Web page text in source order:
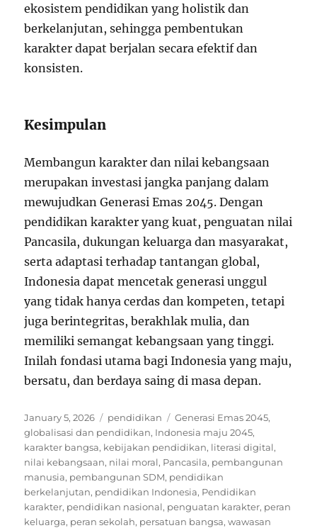
ekosistem pendidikan yang holistik dan
berkelanjutan, sehingga pembentukan
karakter dapat berjalan secara efektif dan
konsisten.
Kesimpulan
Membangun karakter dan nilai kebangsaan
merupakan investasi jangka panjang dalam
mewujudkan Generasi Emas 2045. Dengan
pendidikan karakter yang kuat, penguatan nilai
Pancasila, dukungan keluarga dan masyarakat,
serta adaptasi terhadap tantangan global,
Indonesia dapat mencetak generasi unggul
yang tidak hanya cerdas dan kompeten, tetapi
juga berintegritas, berakhlak mulia, dan
memiliki semangat kebangsaan yang tinggi.
Inilah fondasi utama bagi Indonesia yang maju,
bersatu, dan berdaya saing di masa depan.
Posted
on
January 5, 2026 Categories
pendidikan Tags
Generasi Emas 2045,
globalisasi dan pendidikan, Indonesia maju 2045,
karakter bangsa, kebijakan pendidikan, literasi digital,
nilai kebangsaan, nilai moral, Pancasila, pembangunan
manusia, pembangunan SDM, pendidikan
berkelanjutan, pendidikan Indonesia, Pendidikan
karakter, pendidikan nasional, penguatan karakter, peran
keluarga, peran sekolah, persatuan bangsa,wawasan